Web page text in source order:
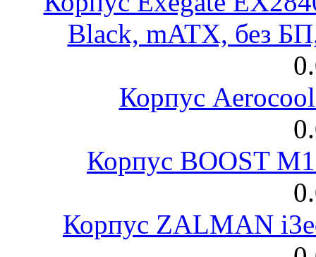
Black, mATX, без
Корпус
Корпус BOOST
Корпус ZALMAN